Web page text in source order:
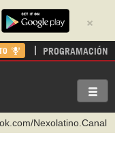
×
PROGRAMACIÓN
Nexolatino.Canal
@nexo_latino